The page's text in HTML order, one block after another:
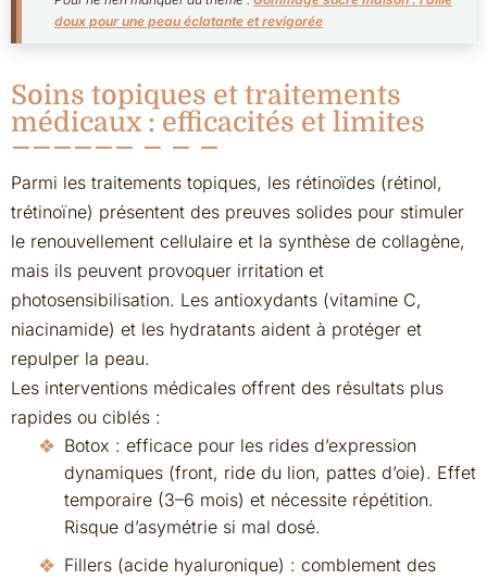
doux pour une peau éclatante et revigorée
Soins topiques et traitements
médicaux : efficacités et limites
Parmi les traitements topiques, les rétinoïdes (rétinol,
trétinoïne) présentent des preuves solides pour stimuler
le renouvellement cellulaire et la synthèse de collagène,
mais ils peuvent provoquer irritation et
photosensibilisation. Les antioxydants (vitamine C,
niacinamide) et les hydratants aident à protéger et
repulper la peau.
Les interventions médicales offrent des résultats plus
rapides ou ciblés :
Botox : efficace pour les rides d’expression
dynamiques (front, ride du lion, pattes d’oie). Effet
temporaire (3–6 mois) et nécessite répétition.
Risque d’asymétrie si mal dosé.
Fillers (acide hyaluronique) : comblement des